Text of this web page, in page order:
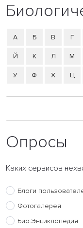
А Б В Г
Й К Л М
У Ф Х Ц
Опросы
Каких сервисов
Блоги
Фотогалерея
Био.Энциклопедия